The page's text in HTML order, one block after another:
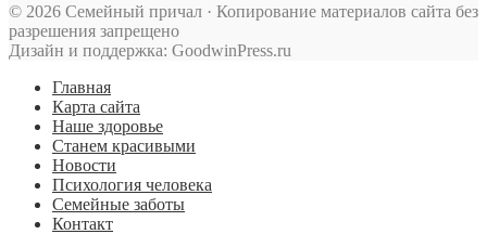
© 2026 Семейный причал · Копирование материалов сайта без
разрешения запрещено
Дизайн и поддержка: GoodwinPress.ru
Главная
Карта сайта
Наше здоровье
Станем красивыми
Новости
Психология человека
Семейные заботы
Контакт